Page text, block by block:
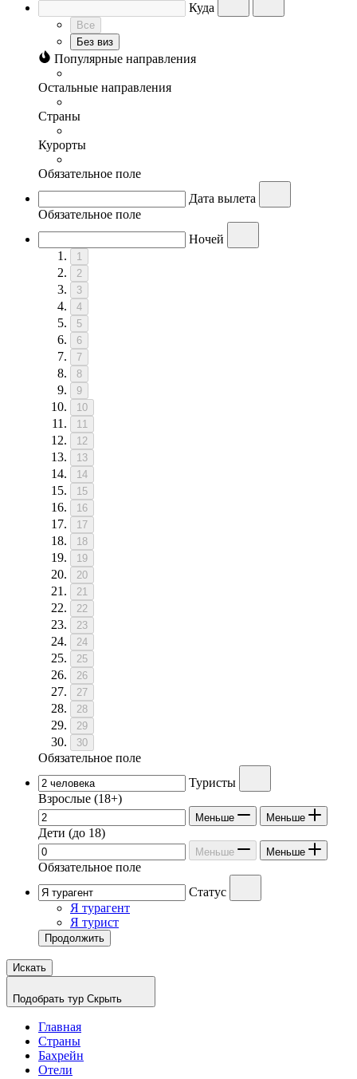
Куда
Все
Без виз
Популярные направления
Остальные направления
Страны
Курорты
Обязательное поле
Дата вылета
Обязательное поле
Ночей
1
2
3
4
5
6
7
8
9
10
11
12
13
14
15
16
17
18
19
20
21
22
23
24
25
26
27
28
29
30
Обязательное поле
Туристы
Взрослые (18+)
Меньше Меньше
Дети (до 18)
Меньше Меньше
Обязательное поле
Статус
Я турагент
Я турист
Продолжить
Искать
Подобрать тур Скрыть
Главная
Страны
Бахрейн
Отели